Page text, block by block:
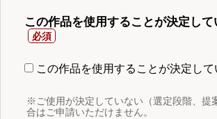
この作品を使用することが決定して
この作品を使用することが決定して
※ご使用が決定していない（選定段階、提
合はご申請いただけません。